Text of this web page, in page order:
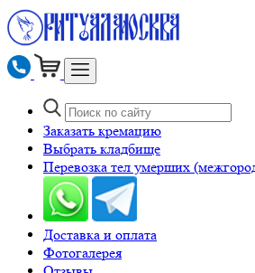
Заказать кремацию
Выбрать кладбище
Перевозка тел умерших
Доставка и оплата
Фотогалерея